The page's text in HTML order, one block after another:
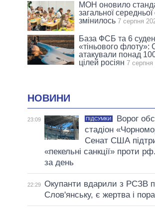
МОН оновило
загальної
змінилось 7 серпня
База ФСБ та 6 суден
«тіньового флоту»:
атакували понад
цілей росіян 7 серпня
НОВИНИ
23:09 ПІДСУМКИ
Ворог
стадіон
Сенат США
«пекельні санкції» проти
за день
22:29 Окупанти вдарили з РСЗВ
Слов'янську, є жертва і